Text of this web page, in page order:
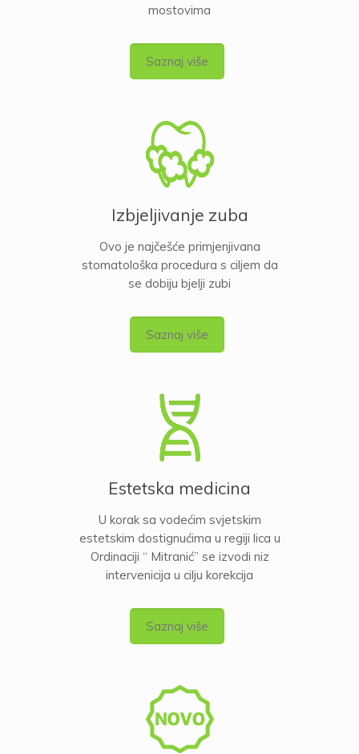
mostovima
Saznaj više
Izbjeljivanje zuba
Ovo je najčešće primjenjivana
stomatološka procedura s ciljem da
se dobiju bjelji zubi
Saznaj više
Estetska medicina
U korak sa vodećim svjetskim
estetskim dostignućima u regiji lica u
Ordinaciji “ Mitranić” se izvodi niz
intervenicija u cilju korekcija
Saznaj više